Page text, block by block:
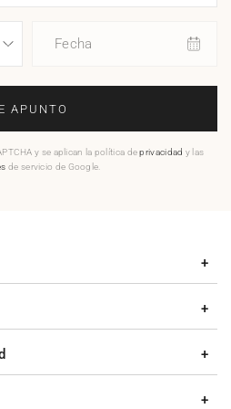
Fecha
APUNTO
y se aplican la política deprivacidad y las
de servicio de Google.